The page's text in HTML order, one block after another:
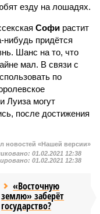
езду на лошадях.
Софи растит
нибудь придётся
Шанс на то, что
мал. В связи с
по
Луиза могут
после достижения
новостей «Нашей версии»
01.02.2021 12:38
01.02.2021 12:38
«Восточную
землю» заберёт
государство?